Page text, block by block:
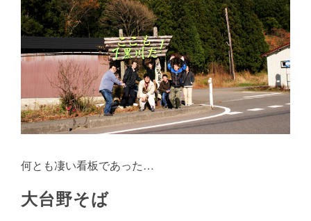
何とも凄い看板であった…
大台野そば